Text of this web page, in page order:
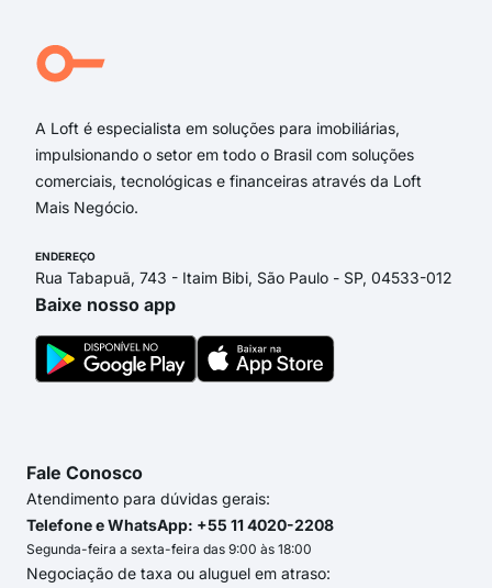
A Loft é especialista em soluções para imobiliárias,
impulsionando o setor em todo o Brasil com soluções
comerciais, tecnológicas e financeiras através da Loft
Mais Negócio.
ENDEREÇO
Rua Tabapuã, 743 - Itaim Bibi, São Paulo - SP, 04533-012
Baixe nosso app
Fale Conosco
Atendimento para dúvidas gerais:
Telefone e WhatsApp: +55 11 4020-2208
Segunda-feira a sexta-feira das 9:00 às 18:00
Negociação de taxa ou aluguel em atraso: